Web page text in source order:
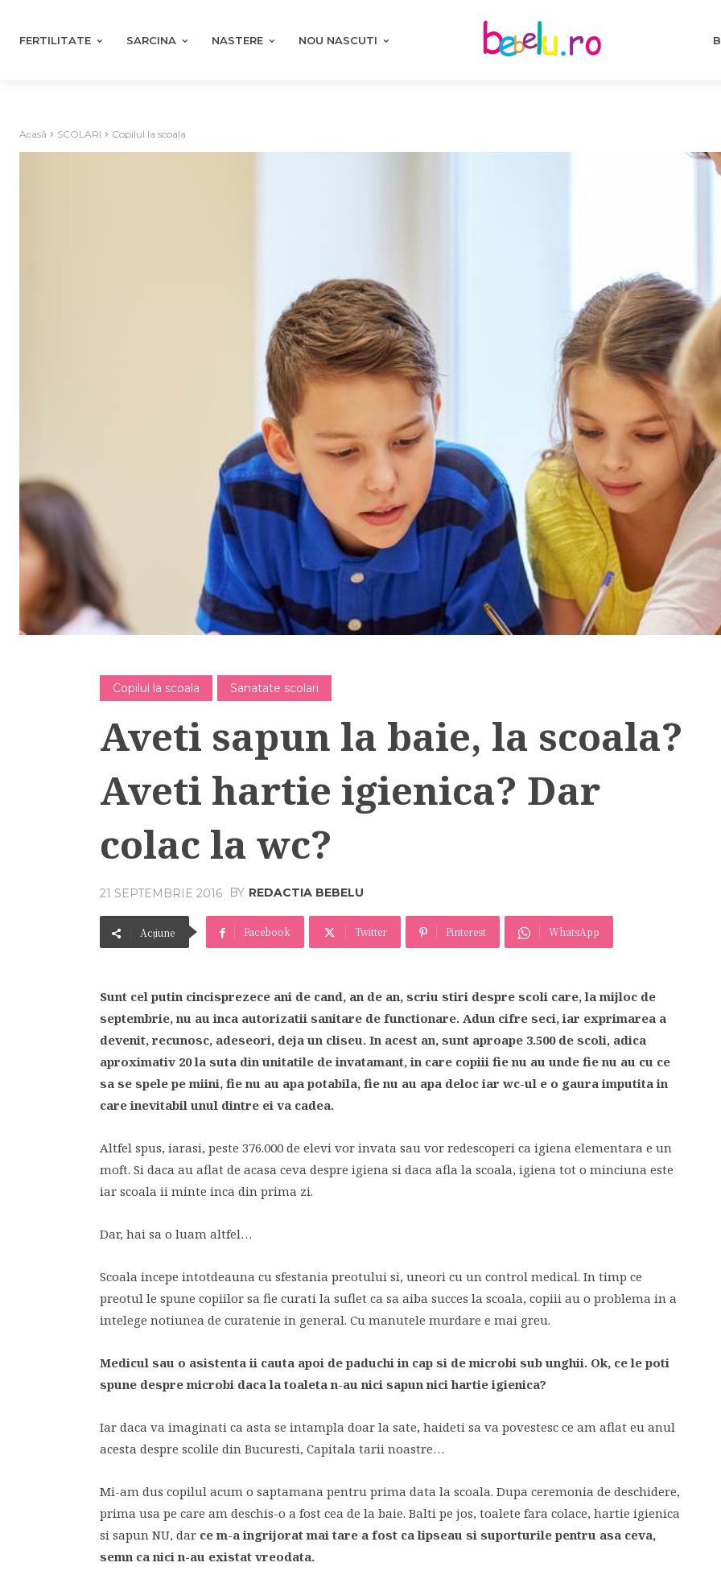
FERTILITATE SARCINA NASTERE NOU NASCUTI
Acasă SCOLARI Copilul la scoala
Copilul la scoala Sanatate scolari
Aveti sapun la baie, la scoala?
Aveti hartie igienica? Dar
colac la wc?
21 SEPTEMBRIE 2016 BY REDACTIA BEBELU
Acțiune Facebook Twitter Pinterest WhatsApp
Sunt cel putin cincisprezece ani de cand, an de an, scriu stiri despre scoli care, la mijloc de
septembrie, nu au inca autorizatii sanitare de functionare. Adun cifre seci, iar exprimarea a
devenit, recunosc, adeseori, deja un cliseu. In acest an, sunt aproape 3.500 de scoli, adica
aproximativ 20 la suta din unitatile de invatamant, in care copiii fie nu au unde fie nu au cu ce
sa se spele pe miini, fie nu au apa potabila, fie nu au apa deloc iar wc-ul e o gaura imputita in
care inevitabil unul dintre ei va cadea.
Altfel spus, iarasi, peste 376.000 de elevi vor invata sau vor redescoperi ca igiena elementara e un
moft. Si daca au aflat de acasa ceva despre igiena si daca afla la scoala, igiena tot o minciuna este
iar scoala ii minte inca din prima zi.
Dar, hai sa o luam altfel…
Scoala incepe intotdeauna cu sfestania preotului si, uneori cu un control medical. In timp ce
preotul le spune copiilor sa fie curati la suflet ca sa aiba succes la scoala, copiii au o problema in a
intelege notiunea de curatenie in general. Cu manutele murdare e mai greu.
Medicul sau o asistenta ii cauta apoi de paduchi in cap si de microbi sub unghii. Ok, ce le poti
spune despre microbi daca la toaleta n-au nici sapun nici hartie igienica?
Iar daca va imaginati ca asta se intampla doar la sate, haideti sa va povestesc ce am aflat eu anul
acesta despre scolile din Bucuresti, Capitala tarii noastre…
Mi-am dus copilul acum o saptamana pentru prima data la scoala. Dupa ceremonia de deschidere,
prima usa pe care am deschis-o a fost cea de la baie. Balti pe jos, toalete fara colace, hartie igienica
si sapun NU, dar ce m-a ingrijorat mai tare a fost ca lipseau si suporturile pentru asa ceva,
semn ca nici n-au existat vreodata.